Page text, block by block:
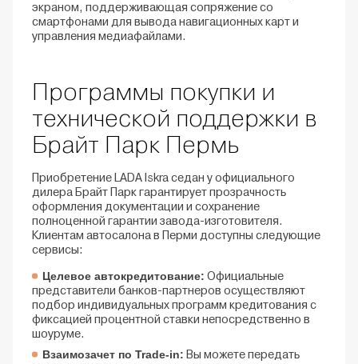
экраном, поддерживающая сопряжение со
смартфонами для вывода навигационных карт и
управления медиафайлами.
Программы покупки и
технической поддержки в
Брайт Парк Пермь
Приобретение LADA Iskra седан у официального
дилера Брайт Парк гарантирует прозрачность
оформления документации и сохранение
полноценной гарантии завода-изготовителя.
Клиентам автосалона в Перми доступны следующие
сервисы:
Целевое автокредитование: Официальные
представители банков-партнеров осуществляют
подбор индивидуальных программ кредитования с
фиксацией процентной ставки непосредственно в
шоуруме.
Взаимозачет по Trade-in: Вы можете передать